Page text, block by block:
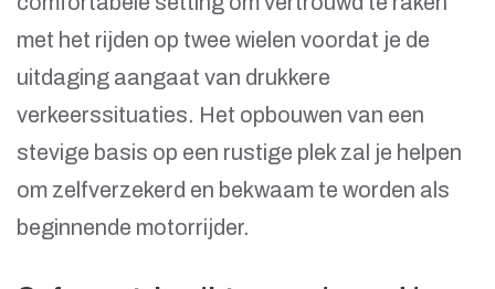
met het rijden op twee wielen voordat je de
uitdaging aangaat van drukkere
verkeerssituaties. Het opbouwen van een
stevige basis op een rustige plek zal je helpen
om zelfverzekerd en bekwaam te worden als
beginnende motorrijder.